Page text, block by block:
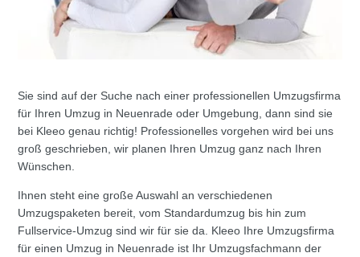
Sie sind auf der Suche nach einer professionellen Umzugsfirma
für Ihren Umzug in Neuenrade oder Umgebung, dann sind sie
bei Kleeo genau richtig! Professionelles vorgehen wird bei uns
groß geschrieben, wir planen Ihren Umzug ganz nach Ihren
Wünschen.
Ihnen steht eine große Auswahl an verschiedenen
Umzugspaketen bereit, vom Standardumzug bis hin zum
Fullservice-Umzug sind wir für sie da. Kleeo Ihre Umzugsfirma
für einen Umzug in Neuenrade ist Ihr Umzugsfachmann der